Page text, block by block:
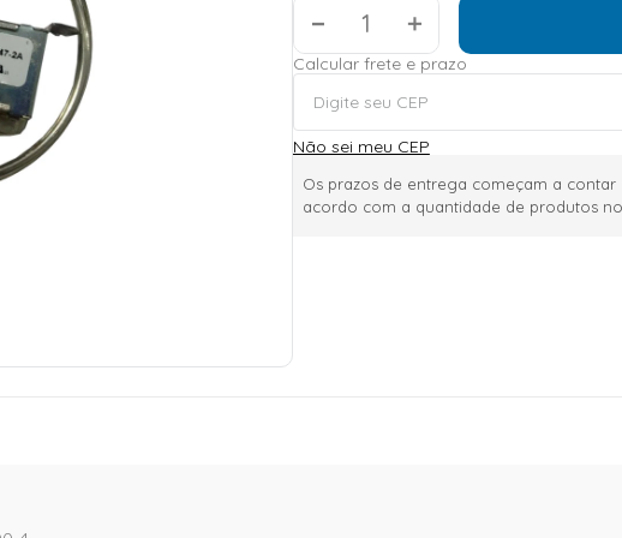
＋
Calcular frete e prazo
Não sei meu CEP
Os prazos de entrega começam a
acordo com a quantidade de produtos